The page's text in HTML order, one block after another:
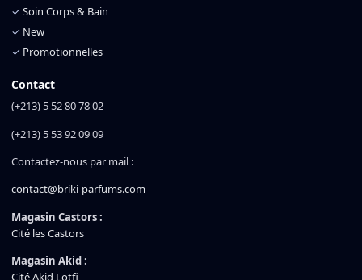
✓ Soin Corps & Bain
✓ New
✓ Promotionnelles
Contact
(+213) 5 52 80 78 02
(+213) 5 53 92 09 09
Contactez-nous par mail :
contact@briki-parfums.com
Magasin Castors :
Cité les Castors
Magasin Akid :
Cité Akid Lotfi